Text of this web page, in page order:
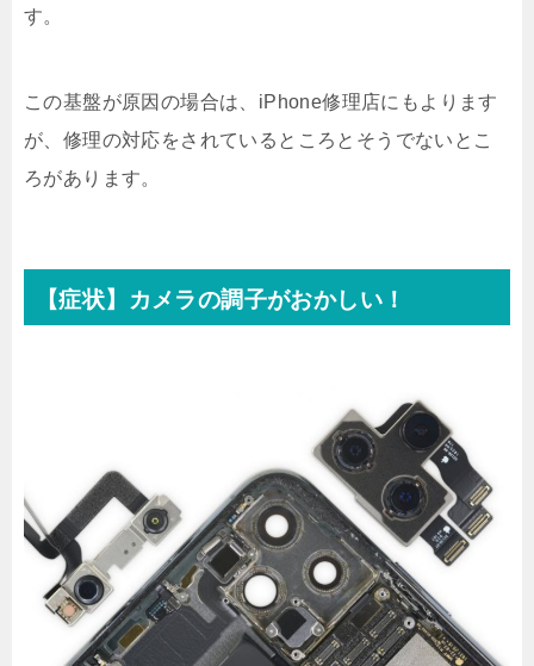
す。
この基盤が原因の場合は、iPhone修理店にもよります
が、修理の対応をされているところとそうでないとこ
ろがあります。
【症状】カメラの調子がおかしい！